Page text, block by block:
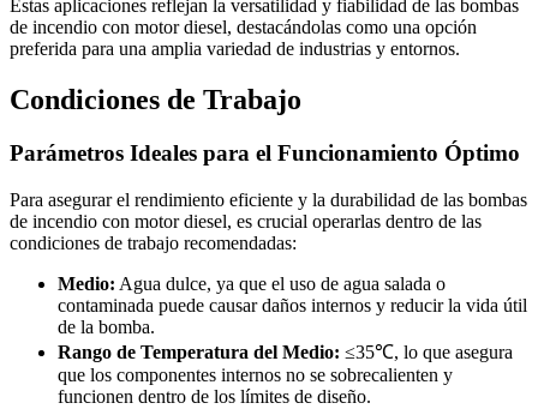
Estas aplicaciones reflejan la versatilidad y fiabilidad de las bombas
de incendio con motor diesel, destacándolas como una opción
preferida para una amplia variedad de industrias y entornos.
Condiciones de Trabajo
Parámetros Ideales para el Funcionamiento Óptimo
Para asegurar el rendimiento eficiente y la durabilidad de las bombas
de incendio con motor diesel, es crucial operarlas dentro de las
condiciones de trabajo recomendadas:
Medio: Agua dulce, ya que el uso de agua salada o
contaminada puede causar daños internos y reducir la vida útil
de la bomba.
Rango de Temperatura del Medio: ≤35℃, lo que asegura
que los componentes internos no se sobrecalienten y
funcionen dentro de los límites de diseño.